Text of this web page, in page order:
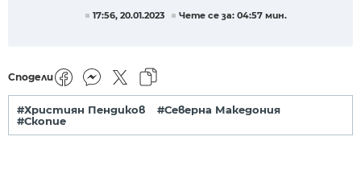
17:56, 20.01.2023 Чете се за: 04:57 мин.
Сподели
#Християн Пендиков
#Северна Македония
#Скопие